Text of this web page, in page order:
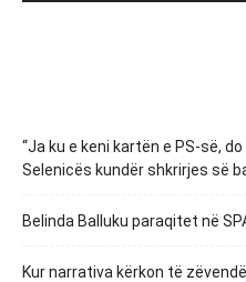
“Ja ku e keni kartën e PS-së,
Selenicës kundër shkrirjes së
Belinda Balluku paraqitet në
Kur narrativa kërkon të